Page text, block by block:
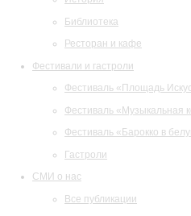
Библиотека
Ресторан и кафе
Фестивали и гастроли
Фестиваль «Площадь
Фестиваль «Музыкальная
Фестиваль «Барокко в
Гастроли
СМИ о нас
Все публикации